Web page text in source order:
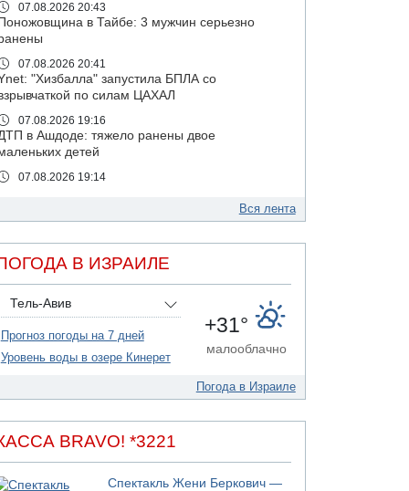
07.08.2026 20:43
Поножовщина в Тайбе: 3 мужчин серьезно
07.08.2026 20:41
"Хизбалла" запустила БПЛА со
по силам ЦАХАЛ
07.08.2026 19:16
в Ашдоде: тяжело ранены двое
детей
07.08.2026 19:14
- Гильбоа Дахан
Обнародовано имя полицейского,
подозреваемого в коррупционных
отношениях с Йоавом Элиаси
07.08.2026 17:51
БАГАЦ отказался заморозить лишение
налоговых льгот для уклонистов-харедим
07.08.2026 17:48
Иерусалиме водитель врезался в забор и
пострадал
Вся лента
В ИЗРАИЛЕ
Тель-Авив
Прогноз погоды на 7 дней
Уровень воды в озере Кинерет
+31°
малооблачно
Погода в Израиле
BRAVO! *3221
Спектакль Жени Беркович —